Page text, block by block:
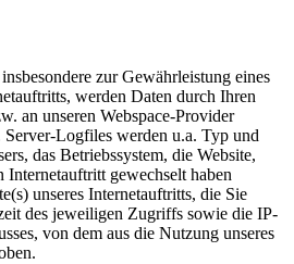
zur Gewähr­leistung eines
werden Daten durch Ihren
an unseren Webspace-Provider
Logfiles werden u.a. Typ und
das Betriebs­system, die Website,
Inter­net­auf­tritt gewechselt haben
unseres Inter­net­auf­tritts, die Sie
des jewei­ligen Zugriffs sowie die IP-
von dem aus die Nutzung unseres